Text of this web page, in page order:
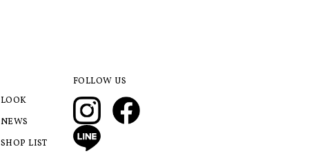
LOOK
NEWS
SHOP LIST
FOLLOW US